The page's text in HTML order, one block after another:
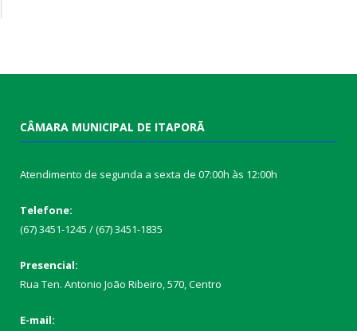
CÂMARA MUNICIPAL DE ITAPORÃ
Atendimento de segunda a sexta de 07:00h às 12:00h
Telefone:
(67) 3451-1245 / (67) 3451-1835
Presencial:
Rua Ten. Antonio João Ribeiro, 570, Centro
E-mail: